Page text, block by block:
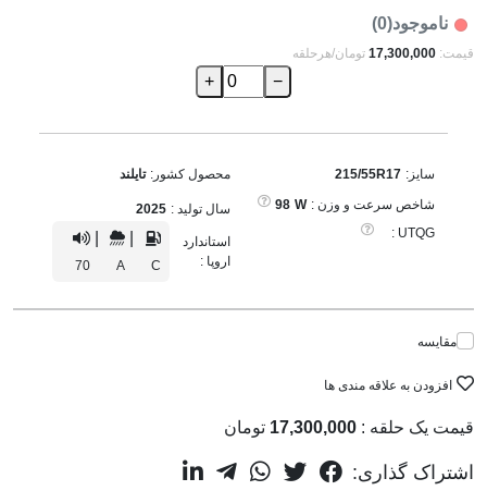
ناموجود(0)
قیمت: 17,300,000 تومان/هرحلقه
−
+
سایز: 215/55R17
شاخص سرعت و وزن : W
98
UTQG :
محصول کشور: تایلند
سال تولید : 2025
استاندارد
اروپا :
C
A
70
مقایسه
افزودن به علاقه مندی ها
قیمت یک حلقه : 17,300,000 تومان
اشتراک گذاری: